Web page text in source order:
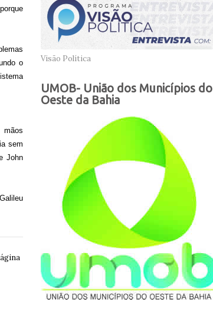
o
mãos
sem
John
Visão Política
UMOB- União dos Municípios do
Oeste da Bahia